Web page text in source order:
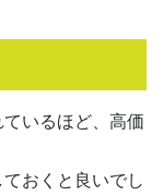
いるほど、高価
おくと良いでし